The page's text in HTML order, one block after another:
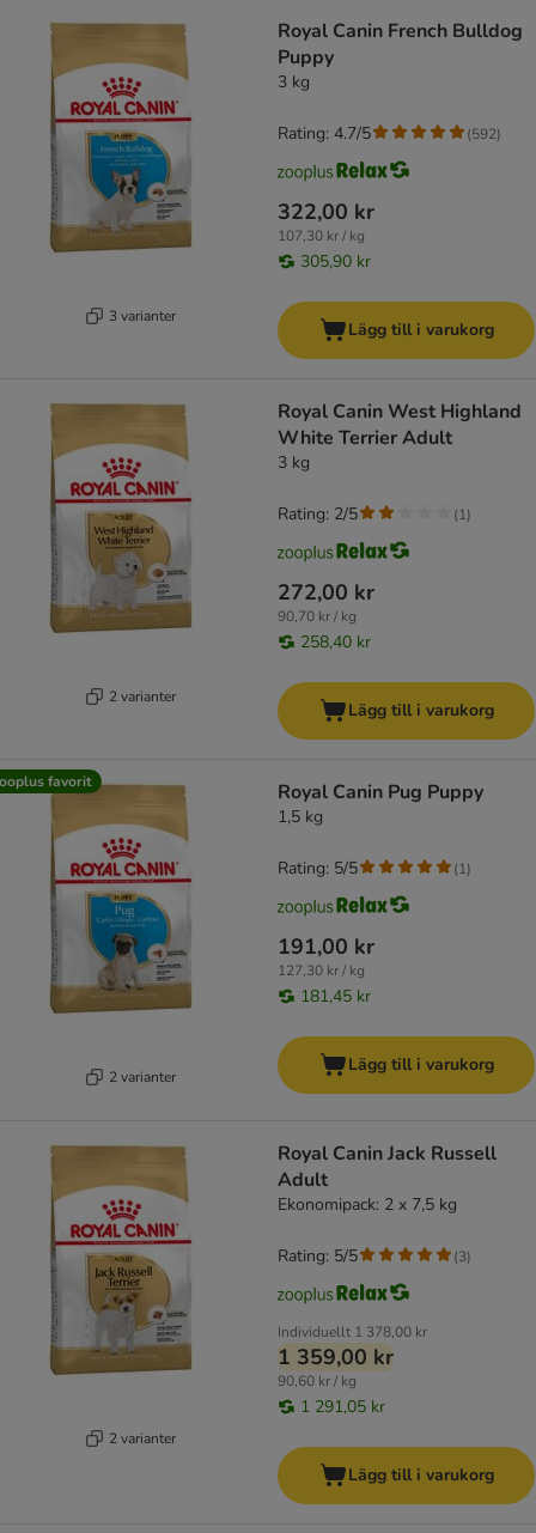
3 varianter
Royal Canin French Bulldog
Puppy
3 kg
322,00 kr
107,30 kr / kg
305,90 kr
Rating: 4.7/5 (592)
Lägg till i varukorg
2 varianter
Royal Canin West Highland
White Terrier Adult
3 kg
272,00 kr
90,70 kr / kg
258,40 kr
Rating: 2/5 (1)
Lägg till i varukorg
favorit
2 varianter
Royal Canin Pug Puppy
1,5 kg
191,00 kr
127,30 kr / kg
181,45 kr
Rating: 5/5 (1)
Lägg till i varukorg
2 varianter
Royal Canin Jack Russell
Adult
Ekonomipack: 2 x 7,5 kg
Individuellt 1 378,00 kr
1 359,00 kr
90,60 kr / kg
1 291,05 kr
Rating: 5/5 (3)
Lägg till i varukorg